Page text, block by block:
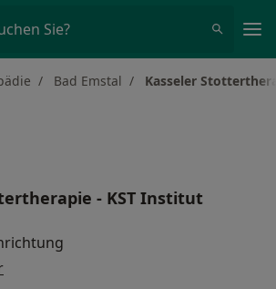
Sie?
Bad Emstal Kasseler
- KST Institut